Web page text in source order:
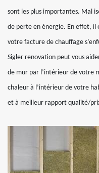
sont les plus importantes. Mal
de perte en énergie. En effet, il
votre facture de chauffage
Sigler renovation peut vous
de mur par l’intérieur de votre
chaleur à l’intérieur de votre
et à meilleur rapport qualité/